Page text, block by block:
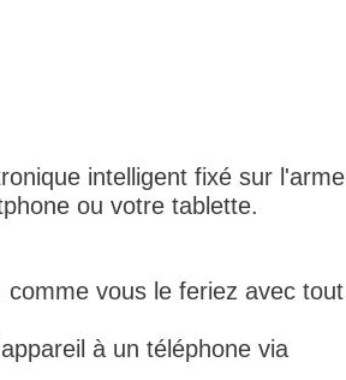
intelligent fixé sur l'arme
ou votre tablette.
vous le feriez avec tout
à un téléphone via